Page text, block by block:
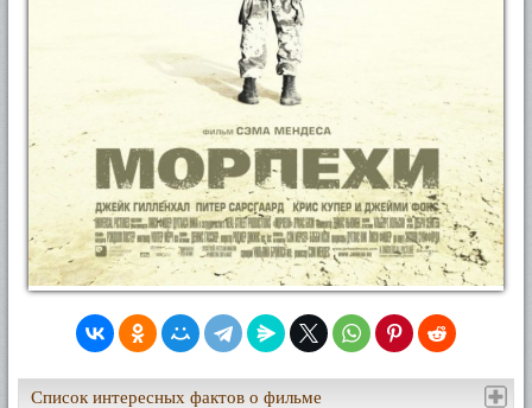
Список интересных фактов о фильме